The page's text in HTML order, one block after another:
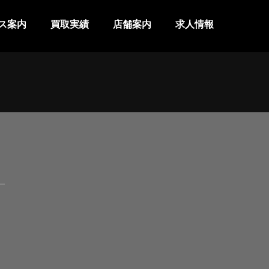
案内 買取実績 店舗案内 求人情報